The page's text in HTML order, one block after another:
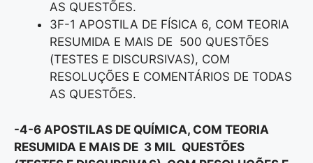
AS QUESTÕES.
3F-1 APOSTILA DE FÍSICA 6, COM TEORIA
RESUMIDA E MAIS DE 500 QUESTÕES
(TESTES E DISCURSIVAS), COM
RESOLUÇÕES E COMENTÁRIOS DE TODAS
AS QUESTÕES.
-4-6 APOSTILAS DE QUÍMICA, COM TEORIA
RESUMIDA E MAIS DE 3 MIL QUESTÕES